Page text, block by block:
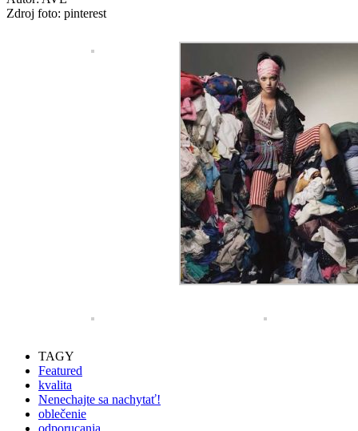
Zdroj foto: pinterest
TAGY
Featured
kvalita
Nenechajte sa nachytať!
oblečenie
odporucania